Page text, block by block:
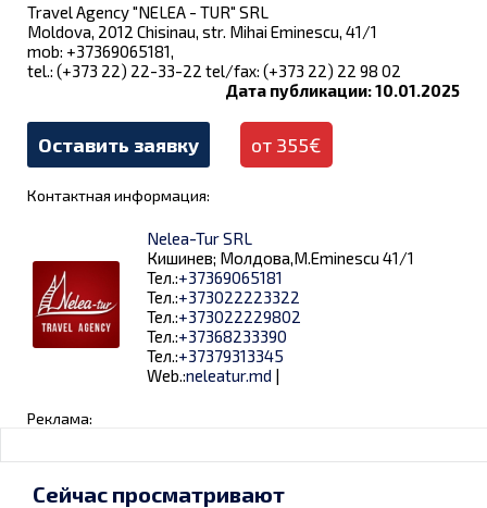
Travel Agency "NELEA - TUR" SRL
Moldova, 2012 Chisinau, str. Mihai Eminescu, 41/1
mob: +37369065181,
tel.: (+373 22) 22-33-22 tel/fax: (+373 22) 22 98 02
Дата публикации: 10.01.2025
Оставить заявку от 355€
Контактная информация:
Nelea-Tur SRL
Кишинев; Молдова,M.Eminescu 41/1
Тел.:+37369065181
Тел.:+373022223322
Тел.:+373022229802
Тел.:+37368233390
Тел.:+37379313345
Web.:neleatur.md |
Реклама:
Сейчас просматривают